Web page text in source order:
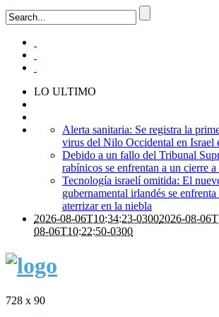
LO ULTIMO
Alerta sanitaria: Se registra la
virus del Nilo Occidental en Israel
Debido a un fallo del Tribunal
rabínicos se enfrentan a un cierre
Tecnología israelí omitida: El
gubernamental irlandés se
aterrizar en la niebla
2026-08-06T10:34:23-03002026-08-
08-06T10:22:50-0300
728 x 90